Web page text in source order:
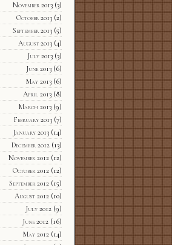
November 2013(3)
October 2013(2)
September 2013(5)
August 2013(4)
July 2013(3)
June 2013(6)
May 2013(6)
April 2013(8)
March 2013(9)
February 2013(7)
January 2013(14)
December 2012(13)
November 2012(12)
October 2012(12)
September 2012(15)
August 2012(10)
July 2012(9)
June 2012(16)
May 2012(14)